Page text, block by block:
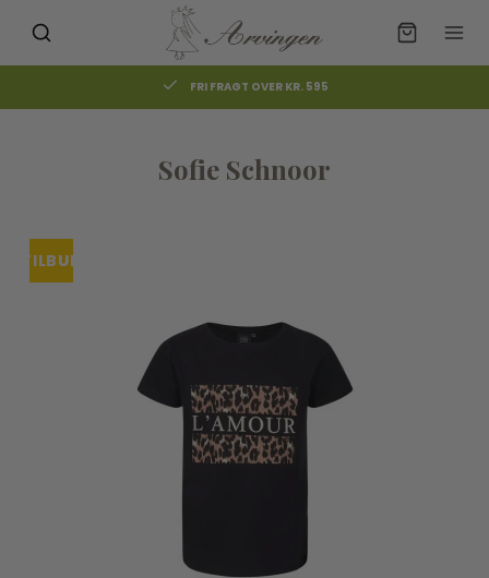
FRI FRAGT OVER KR. 595
Sofie Schnoor
TILBUDUDSOLGT